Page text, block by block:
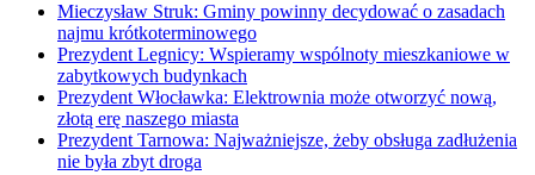
Mieczysław Struk: Gminy powinny decydować o zasadach
najmu krótkoterminowego
Prezydent Legnicy: Wspieramy wspólnoty mieszkaniowe w
zabytkowych budynkach
Prezydent Włocławka: Elektrownia może otworzyć nową,
złotą erę naszego miasta
Prezydent Tarnowa: Najważniejsze, żeby obsługa zadłużenia
nie była zbyt droga